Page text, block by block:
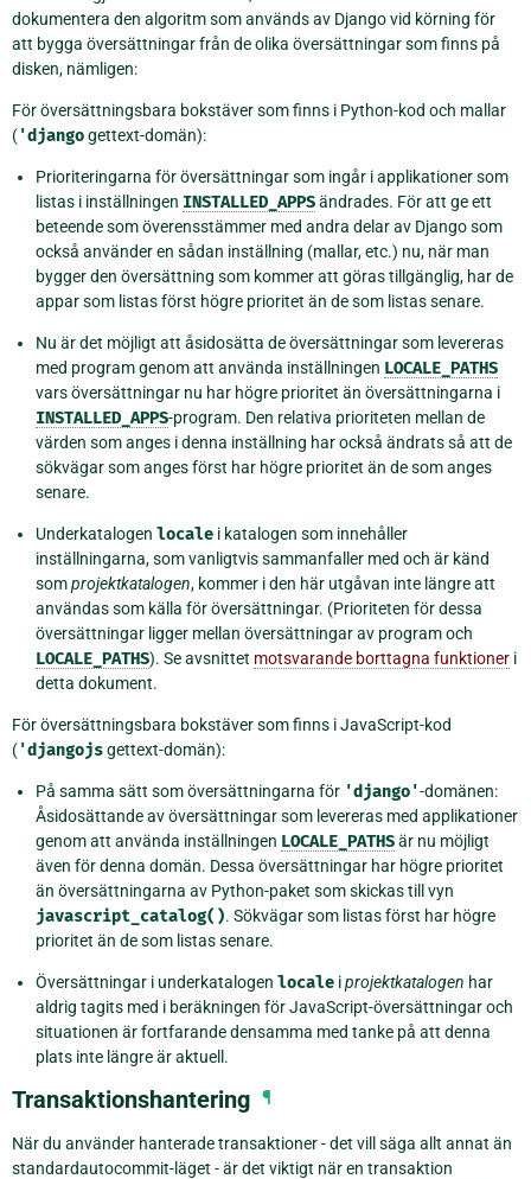
dokumentera den algoritm som används av Django vid körning för
att bygga översättningar från de olika översättningar som finns på
disken, nämligen:
För översättningsbara bokstäver som finns i Python-kod och mallar
('djangogettext-domän):
Prioriteringarna för översättningar som ingår i applikationer som
listas i inställningen INSTALLED_APPSändrades. För att ge ett
beteende som överensstämmer med andra delar av Django som
också använder en sådan inställning (mallar, etc.) nu, när man
bygger den översättning som kommer att göras tillgänglig, har de
appar som listas först högre prioritet än de som listas senare.
Nu är det möjligt att åsidosätta de översättningar som levereras
med program genom att använda inställningen LOCALE_PATHS
vars översättningar nu har högre prioritet än översättningarna i
INSTALLED_APPS-program. Den relativa prioriteten mellan de
värden som anges i denna inställning har också ändrats så att de
sökvägar som anges först har högre prioritet än de som anges
senare.
Underkatalogen locale i katalogen som innehåller
inställningarna, som vanligtvis sammanfaller med och är känd
somprojektkatalogen, kommer i den här utgåvan inte längre att
användas som källa för översättningar. (Prioriteten för dessa
översättningar ligger mellan översättningar av program och
LOCALE_PATHS). Se avsnittet motsvarande borttagna funktioner i
detta dokument.
För översättningsbara bokstäver som finns i JavaScript-kod
('djangojsgettext-domän):
På samma sätt som översättningarna för 'django'-domänen:
Åsidosättande av översättningar som levereras med applikationer
genom att använda inställningen LOCALE_PATHSär nu möjligt
även för denna domän. Dessa översättningar har högre prioritet
än översättningarna av Python-paket som skickas till vyn
javascript_catalog(). Sökvägar som listas först har högre
prioritet än de som listas senare.
Översättningar i underkatalogen locale iprojektkatalogen har
aldrig tagits med i beräkningen för JavaScript-översättningar och
situationen är fortfarande densamma med tanke på att denna
plats inte längre är aktuell.
Transaktionshantering ¶
När du använder hanterade transaktioner - det vill säga allt annat än
standardautocommit-läget - är det viktigt när en transaktion